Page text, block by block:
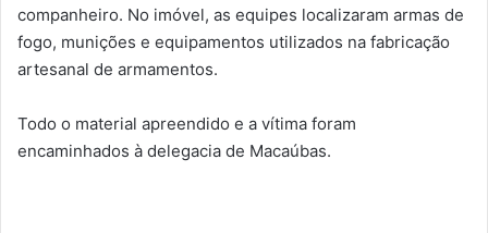
companheiro. No imóvel, as equipes localizaram armas de
fogo, munições e equipamentos utilizados na fabricação
artesanal de armamentos.
Todo o material apreendido e a vítima foram
encaminhados à delegacia de Macaúbas.